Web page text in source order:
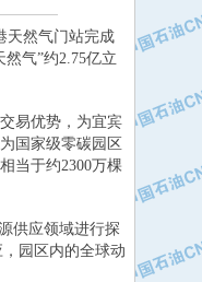
天然气门站完成
气”约2.75亿立
易优势，为宜宾
国家级零碳园区
当于约2300万棵
供应领域进行探
园区内的全球动